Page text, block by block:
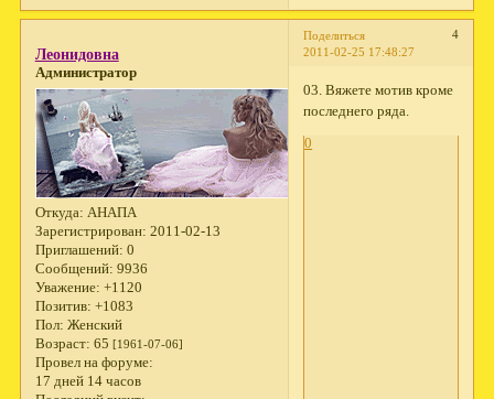
Поделиться
4
2011-02-25 17:48:27
Леонидовна
Администратор
Откуда: АНАПА
Зарегистрирован: 2011-02-13
Приглашений: 0
Сообщений: 9936
Уважение: +1120
Позитив: +1083
Пол: Женский
Возраст: 65 [1961-07-06]
Провел на форуме:
17 дней 14 часов
03. Вяжете мотив кроме
последнего ряда.
0